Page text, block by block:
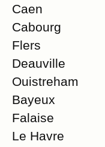
Caen
Cabourg
Flers
Deauville
Ouistreham
Bayeux
Falaise
Le Havre